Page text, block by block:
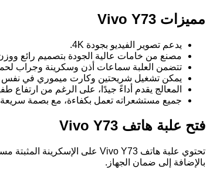
مميزات Vivo Y73
يدعم تصوير الفيديو بجودة 4K.
مصنع من خامات عالية الجودة بتصميم رائع
تتضمن العلبة سماعات أذن وسكرينة وجراب
يمكن تشغيل شريحتين وكارت ميموري في نفس
المعالج يقدم أداءً جيدًا، على الرغم من
جميع مستشعراته تعمل بكفاءة، مع بصمة
فتح علبة هاتف Vivo Y73
بالإضافة إلى ضمان الجهاز.